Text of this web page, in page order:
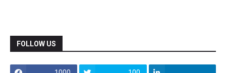
FOLLOW US